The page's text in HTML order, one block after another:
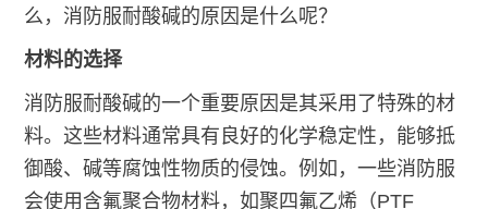
么，消防服耐酸碱的原因是什么呢？
材料的选择
消防服耐酸碱的一个重要原因是其采用了特殊的材
料。这些材料通常具有良好的化学稳定性，能够抵
御酸、碱等腐蚀性物质的侵蚀。例如，一些消防服
会使用含氟聚合物材料，如聚四氟乙烯（PTF